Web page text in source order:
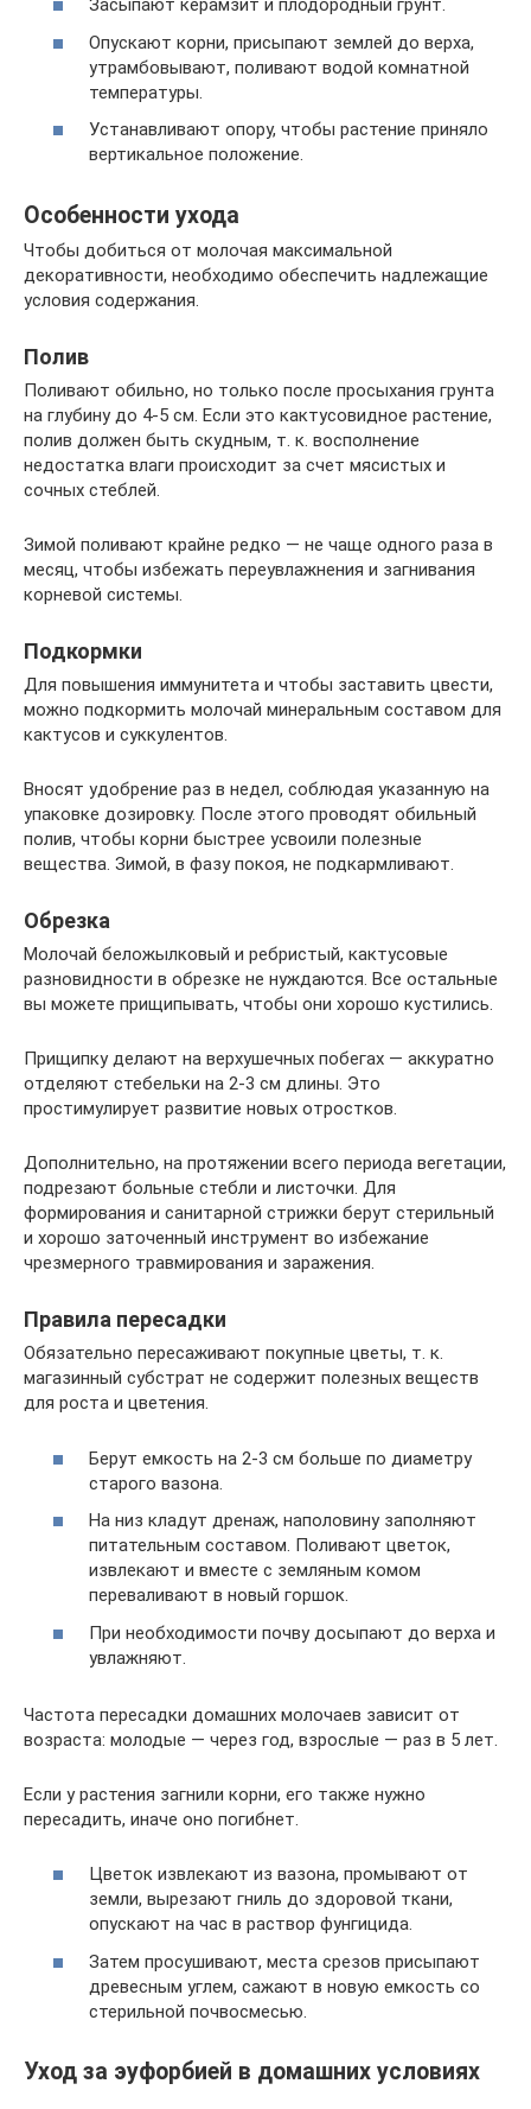
Засыпают керамзит и плодородный грунт.
Опускают корни, присыпают землей до верха,
утрамбовывают, поливают водой комнатной
температуры.
Устанавливают опору, чтобы растение приняло
вертикальное положение.
Особенности ухода
Чтобы добиться от молочая максимальной
декоративности, необходимо обеспечить надлежащие
условия содержания.
Полив
Поливают обильно, но только после просыхания грунта
на глубину до 4-5 см. Если это кактусовидное растение,
полив должен быть скудным, т. к. восполнение
недостатка влаги происходит за счет мясистых и
сочных стеблей.
Зимой поливают крайне редко — не чаще одного раза в
месяц, чтобы избежать переувлажнения и загнивания
корневой системы.
Подкормки
Для повышения иммунитета и чтобы заставить цвести,
можно подкормить молочай минеральным составом для
кактусов и суккулентов.
Вносят удобрение раз в недел, соблюдая указанную на
упаковке дозировку. После этого проводят обильный
полив, чтобы корни быстрее усвоили полезные
вещества. Зимой, в фазу покоя, не подкармливают.
Обрезка
Молочай беложылковый и ребристый, кактусовые
разновидности в обрезке не нуждаются. Все остальные
вы можете прищипывать, чтобы они хорошо кустились.
Прищипку делают на верхушечных побегах — аккуратно
отделяют стебельки на 2-3 см длины. Это
простимулирует развитие новых отростков.
Дополнительно, на протяжении всего периода вегетации,
подрезают больные стебли и листочки. Для
формирования и санитарной стрижки берут стерильный
и хорошо заточенный инструмент во избежание
чрезмерного травмирования и заражения.
Правила пересадки
Обязательно пересаживают покупные цветы, т. к.
магазинный субстрат не содержит полезных веществ
для роста и цветения.
Берут емкость на 2-3 см больше по диаметру
старого вазона.
На низ кладут дренаж, наполовину заполняют
питательным составом. Поливают цветок,
извлекают и вместе с земляным комом
переваливают в новый горшок.
При необходимости почву досыпают до верха и
увлажняют.
Частота пересадки домашних молочаев зависит от
возраста: молодые — через год, взрослые — раз в 5 лет.
Если у растения загнили корни, его также нужно
пересадить, иначе оно погибнет.
Цветок извлекают из вазона, промывают от
земли, вырезают гниль до здоровой ткани,
опускают на час в раствор фунгицида.
Затем просушивают, места срезов присыпают
древесным углем, сажают в новую емкость со
стерильной почвосмесью.
Уход за эуфорбией в домашних условиях